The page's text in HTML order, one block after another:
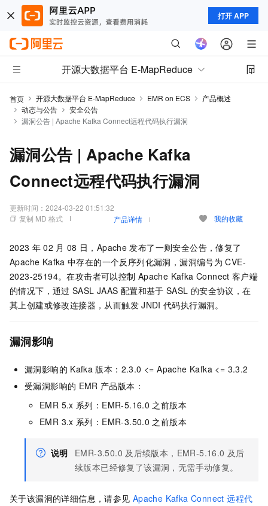
打开 APP
开源大数据平台 E-MapReduce
首页 开源大数据平台 E-MapReduce EMR on ECS
产品概述
动态与公告
安全公告
漏洞公告 | Apache Kafka Connect远程代码执行漏洞
漏洞公告 | Apache Kafka
Connect远程代码执行漏洞
更新时间： 2024-03-22 01:51:32
复制 MD 格式
产品详情 我的收藏
2023 年 02 月 08 日，Apache 发布了一则安全公告，修复了
Apache Kafka 中存在的一个反序列化漏洞，漏洞编号为 CVE-
2023-25194。在攻击者可以控制 Apache Kafka Connect 客户端
的情况下，通过 SASL JAAS 配置和基于 SASL 的安全协议，在
其上创建或修改连接器，从而触发 JNDI 代码执行漏洞。
漏洞影响
漏洞影响的 Kafka 版本：2.3.0 <= Apache Kafka <= 3.3.2
受漏洞影响的 EMR 产品版本：
EMR 5.x 系列：EMR-5.16.0 之前版本
EMR 3.x 系列：EMR-3.50.0 之前版本
说明 EMR-3.50.0 及后续版本，EMR-5.16.0 及后
续版本已经修复了该漏洞，无需手动修复。
关于该漏洞的详细信息，请参见 Apache Kafka Connect 远程代